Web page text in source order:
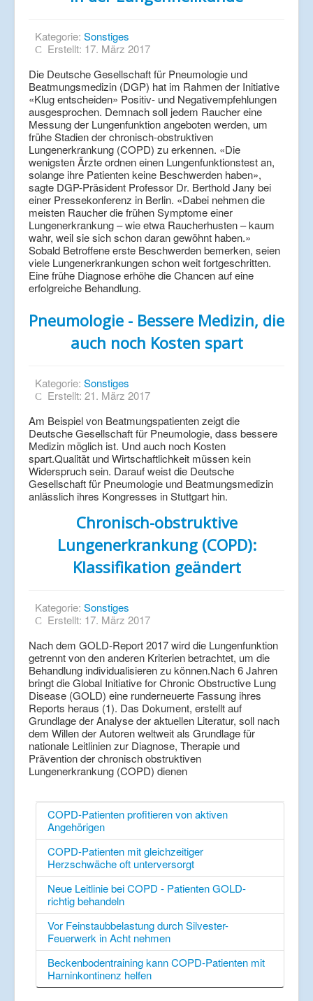
Kategorie: Sonstiges
Erstellt: 17. März 2017
Die Deutsche Gesellschaft für Pneumologie und
Beatmungsmedizin (DGP) hat im Rahmen der Initiative
«Klug entscheiden» Positiv- und Negativempfehlungen
ausgesprochen. Demnach soll jedem Raucher eine
Messung der Lungenfunktion angeboten werden, um
frühe Stadien der chronisch-obstruktiven
Lungenerkrankung (COPD) zu erkennen. «Die
wenigsten Ärzte ordnen einen Lungenfunktionstest an,
solange ihre Patienten keine Beschwerden haben»,
sagte DGP-Präsident Professor Dr. Berthold Jany bei
einer Pressekonferenz in Berlin. «Dabei nehmen die
meisten Raucher die frühen Symptome einer
Lungenerkrankung – wie etwa Raucherhusten – kaum
wahr, weil sie sich schon daran gewöhnt haben.»
Sobald Betroffene erste Beschwerden bemerken, seien
viele Lungenerkrankungen schon weit fortgeschritten.
Eine frühe Diagnose erhöhe die Chancen auf eine
erfolgreiche Behandlung.
Pneumologie - Bessere Medizin, die
auch noch Kosten spart
Kategorie: Sonstiges
Erstellt: 21. März 2017
Am Beispiel von Beatmungspatienten zeigt die
Deutsche Gesellschaft für Pneumologie, dass bessere
Medizin möglich ist. Und auch noch Kosten
spart.Qualität und Wirtschaftlichkeit müssen kein
Widerspruch sein. Darauf weist die Deutsche
Gesellschaft für Pneumologie und Beatmungsmedizin
anlässlich ihres Kongresses in Stuttgart hin.
Chronisch-obstruktive
Lungenerkrankung (COPD):
Klassifikation geändert
Kategorie: Sonstiges
Erstellt: 17. März 2017
Nach dem GOLD-Report 2017 wird die Lungenfunktion
getrennt von den anderen Kriterien betrachtet, um die
Behandlung individualisieren zu können.Nach 6 Jahren
bringt die Global Initiative for Chronic Obstructive Lung
Disease (GOLD) eine runderneuerte Fassung ihres
Reports heraus (1). Das Dokument, erstellt auf
Grundlage der Analyse der aktuellen Literatur, soll nach
dem Willen der Autoren weltweit als Grundlage für
nationale Leitlinien zur Diagnose, Therapie und
Prävention der chronisch obstruktiven
Lungenerkrankung (COPD) dienen
COPD-Patienten profitieren von aktiven
Angehörigen
COPD-Patienten mit gleichzeitiger
Herzschwäche oft unterversorgt
Neue Leitlinie bei COPD - Patienten GOLD-
richtig behandeln
Vor Feinstaubbelastung durch Silvester-
Feuerwerk in Acht nehmen
Beckenbodentraining kann COPD-Patienten mit
Harninkontinenz helfen